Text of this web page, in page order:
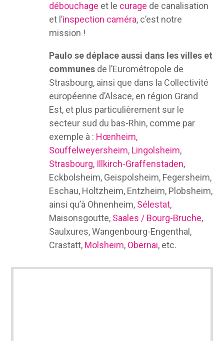
débouchage et le curage de canalisation
et l’inspection caméra, c’est notre
mission !
Paulo se déplace aussi dans les villes et
communes de l’Eurométropole de
Strasbourg, ainsi que dans la Collectivité
européenne d’Alsace, en région Grand
Est, et plus particulièrement sur le
secteur sud du bas-Rhin, comme par
exemple à : Hœnheim,
Souffelweyersheim, Lingolsheim,
Strasbourg, Illkirch-Graffenstaden,
Eckbolsheim, Geispolsheim, Fegersheim,
Eschau, Holtzheim, Entzheim, Plobsheim,
ainsi qu’à Ohnenheim, Sélestat,
Maisonsgoutte, Saales / Bourg-Bruche,
Saulxures, Wangenbourg-Engenthal,
Crastatt, Molsheim, Obernai, etc.